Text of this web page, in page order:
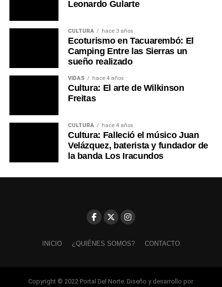
Leonardo Gularte
CULTURA hace 3 años
Ecoturismo en Tacuarembó: El
Camping Entre las Sierras un
sueño realizado
VIDAS hace 4 años
Cultura: El arte de Wilkinson
Freitas
CULTURA hace 4 años
Cultura: Falleció el músico Juan
Velázquez, baterista y fundador de
la banda Los Iracundos
INICIO ¿QUIÉNES SOMOS? CONTACTO
Copyright © 2022 Portal Del Norte. Diseño y desarrollo por